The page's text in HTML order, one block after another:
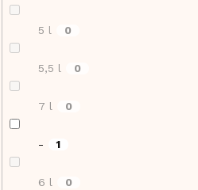
5 l 0
5,5 l 0
7 l 0
- 1
6 l 0